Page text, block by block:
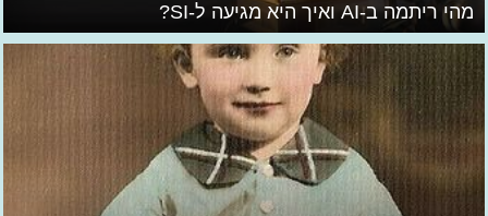
מהי ריתמה ב-AI ואיך היא מגיעה ל-SI?